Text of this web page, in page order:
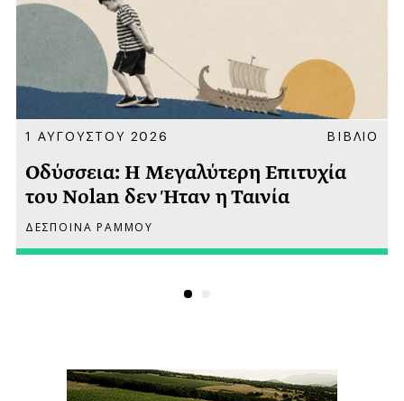
1 ΑΥΓΟΥΣΤΟΥ 2026 ΒΙΒΛΙΟ
Οδύσσεια: Η Μεγαλύτερη Επιτυχία
του Nolan δεν Ήταν η Ταινία
ΔΕΣΠΟΙΝΑ ΡΑΜΜΟΥ